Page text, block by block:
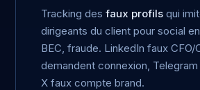
Tracking des faux profils qui
dirigeants du client pour social
BEC, fraude. LinkedIn faux CFO/
demandent connexion,
X faux compte brand.